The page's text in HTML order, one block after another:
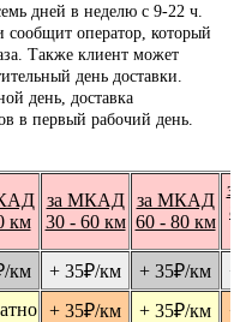
дней в неделю с 9-22 ч.
сообщит оператор, который
Также клиент может
день доставки.
день, доставка
в первый рабочий день.
км
за МКАД
30 - 60 км
за МКАД
60 - 80 км
/км + 35₽/км + 35₽/км
+ 35₽/км + 35₽/км